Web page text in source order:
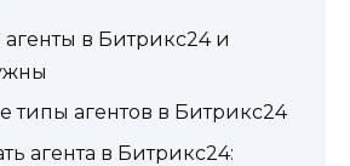
агенты в Битрикс24 и
типы агентов в Битрикс24
агента в Битрикс24: